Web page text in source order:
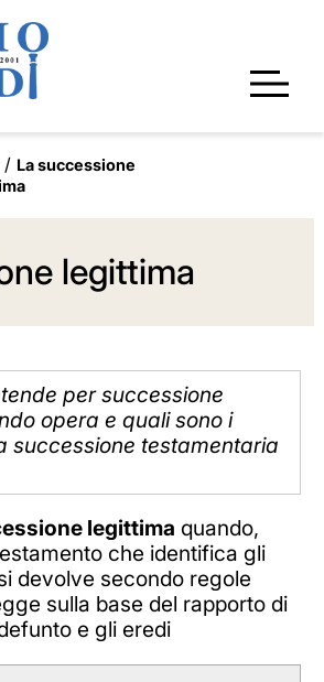
La successione
legittima
per successione
opera e quali sono i
successione testamentaria
legittima quando,
che identifica gli
devolve secondo regole
sulla base del rapporto di
e gli eredi